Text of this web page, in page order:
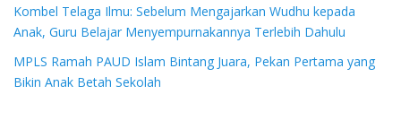
Kombel Telaga Ilmu: Sebelum Mengajarkan Wudhu kepada
Anak, Guru Belajar Menyempurnakannya Terlebih Dahulu
MPLS Ramah PAUD Islam Bintang Juara, Pekan Pertama yang
Bikin Anak Betah Sekolah